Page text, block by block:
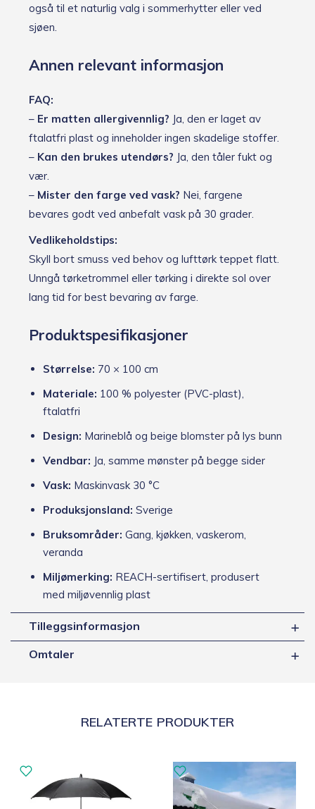
også til et naturlig valg i sommerhytter eller ved
sjøen.
Annen relevant informasjon
FAQ:
– Er matten allergivennlig? Ja, den er laget av
ftalatfri plast og inneholder ingen skadelige stoffer.
– Kan den brukes utendørs? Ja, den tåler fukt og
vær.
– Mister den farge ved vask? Nei, fargene
bevares godt ved anbefalt vask på 30 grader.
Vedlikeholdstips:
Skyll bort smuss ved behov og lufttørk teppet flatt.
Unngå tørketrommel eller tørking i direkte sol over
lang tid for best bevaring av farge.
Produktspesifikasjoner
Størrelse: 70 × 100 cm
Materiale: 100 % polyester (PVC-plast),
ftalatfri
Design: Marineblå og beige blomster på lys bunn
Vendbar: Ja, samme mønster på begge sider
Vask: Maskinvask 30 °C
Produksjonsland: Sverige
Bruksområder: Gang, kjøkken, vaskerom,
veranda
Miljømerking: REACH-sertifisert, produsert
med miljøvennlig plast
Tilleggsinformasjon
Omtaler
RELATERTE PRODUKTER